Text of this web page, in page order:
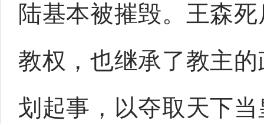
陆基本被摧毁。王森
教权，也继承了教主
划起事，以夺取天下